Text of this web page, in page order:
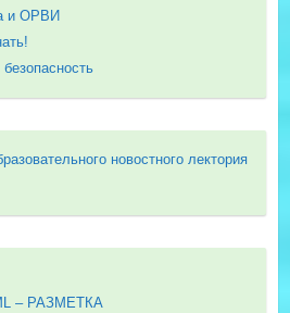
и ОРВИ
новостного лектория
– РАЗМЕТКА